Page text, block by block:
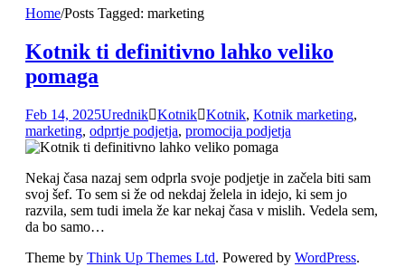
Home/Posts Tagged: marketing
Kotnik ti definitivno lahko veliko
pomaga
Feb 14, 2025Urednik Kotnik Kotnik, Kotnik marketing,
marketing, odprtje podjetja, promocija podjetja
Nekaj časa nazaj sem odprla svoje podjetje in začela biti sam
svoj šef. To sem si že od nekdaj želela in idejo, ki sem jo
razvila, sem tudi imela že kar nekaj časa v mislih. Vedela sem,
da bo samo…
Theme by Think Up Themes Ltd. Powered by WordPress.